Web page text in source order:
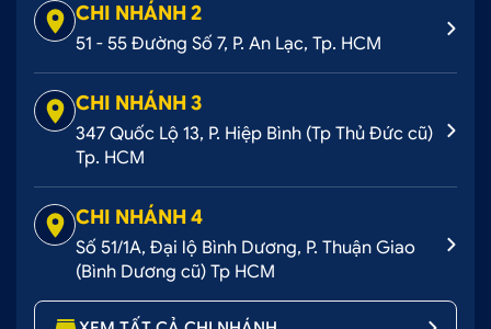
CHI NHÁNH 2
51 - 55 Đường Số 7, P. An Lạc, Tp. HCM
CHI NHÁNH 3
347 Quốc Lộ 13, P. Hiệp Bình (Tp Thủ Đức cũ)
Tp. HCM
CHI NHÁNH 4
Số 51/1A, Đại lộ Bình Dương, P. Thuận Giao
(Bình Dương cũ) Tp HCM